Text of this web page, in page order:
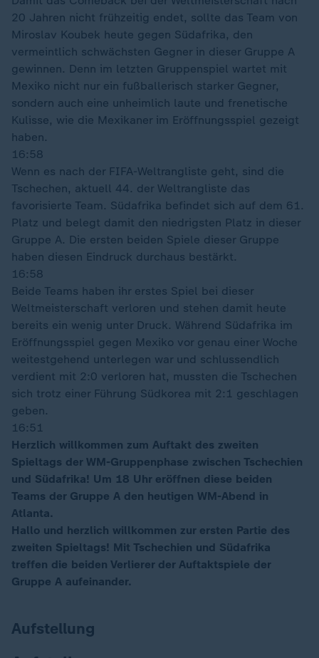
20 Jahren nicht frühzeitig endet, sollte das Team von
Miroslav Koubek heute gegen Südafrika, den
vermeintlich schwächsten Gegner in dieser Gruppe A
gewinnen. Denn im letzten Gruppenspiel wartet mit
Mexiko nicht nur ein fußballerisch starker Gegner,
sondern auch eine unheimlich laute und frenetische
Kulisse, wie die Mexikaner im Eröffnungsspiel gezeigt
haben.
16:58
Wenn es nach der FIFA-Weltrangliste geht, sind die
Tschechen, aktuell 44. der Weltrangliste das
favorisierte Team. Südafrika befindet sich auf dem 61.
Platz und belegt damit den niedrigsten Platz in dieser
Gruppe A. Die ersten beiden Spiele dieser Gruppe
haben diesen Eindruck durchaus bestärkt.
16:58
Beide Teams haben ihr erstes Spiel bei dieser
Weltmeisterschaft verloren und stehen damit heute
bereits ein wenig unter Druck. Während Südafrika im
Eröffnungsspiel gegen Mexiko vor genau einer Woche
weitestgehend unterlegen war und schlussendlich
verdient mit 2:0 verloren hat, mussten die Tschechen
sich trotz einer Führung Südkorea mit 2:1 geschlagen
geben.
16:51
Herzlich willkommen zum Auftakt des zweiten
Spieltags der WM-Gruppenphase zwischen Tschechien
und Südafrika! Um 18 Uhr eröffnen diese beiden
Teams der Gruppe A den heutigen WM-Abend in
Atlanta.
Hallo und herzlich willkommen zur ersten Partie des
zweiten Spieltags! Mit Tschechien und Südafrika
treffen die beiden Verlierer der Auftaktspiele der
Gruppe A aufeinander.
Aufstellung